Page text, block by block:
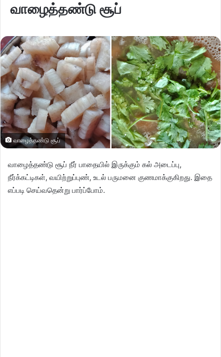
வாழைத்தண்டு சூப்
வாழைத்தண்டு சூப்
வாழைத்தண்டு சூப் நீர் பாதையில் இருக்கும் கல் அடைப்பு,
நீர்க்கட்டிகள், வயிற்றுப்புண், உடல் பருமனை குணமாக்குகிறது. இதை
எப்படி செய்வதென்று பார்ப்போம்.